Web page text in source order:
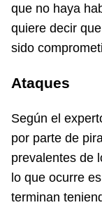
que no haya
quiere decir
sido
Ataques
Según el
por parte de
prevalentes de
lo que ocurre
terminan